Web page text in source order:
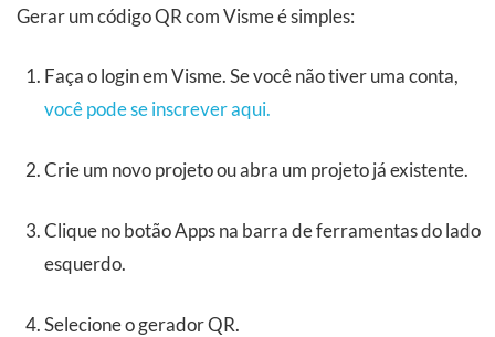
Gerar um código QR com Visme é simples:
Faça o login em Visme. Se você não tiver uma conta,
você pode se inscrever aqui.
Crie um novo projeto ou abra um projeto já existente.
Clique no botão Apps na barra de ferramentas do lado
esquerdo.
Selecione o gerador QR.